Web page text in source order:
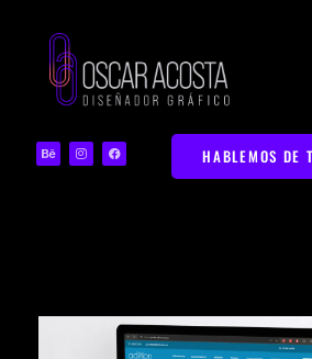
Diseñador Gráfico | Portafolio Web Creativo
Portafolio de Diseño Gráfico y Marketing Digital en Bucaramanga
HABLEMOS DE